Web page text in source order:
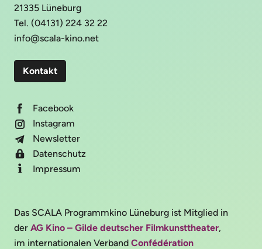
21335 Lüneburg
Tel. (04131) 224 32 22
info@scala-kino.net
Kontakt
Facebook
Instagram
Newsletter
Datenschutz
Impressum
Das SCALA Programmkino Lüneburg ist Mitglied in
der AG Kino – Gilde deutscher Filmkunsttheater,
im internationalen Verband Confédération